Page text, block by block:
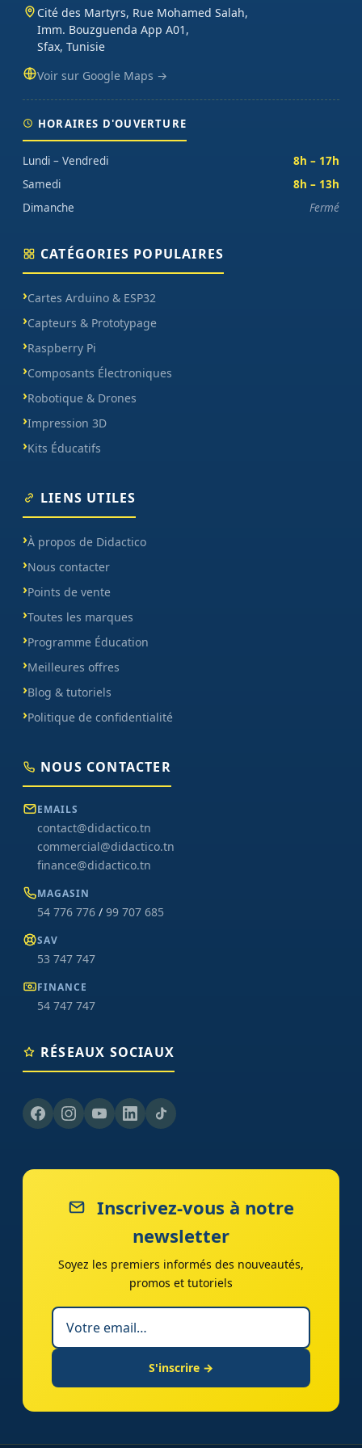
sur chaque commande.
Cité des Martyrs, Rue Mohamed Salah,
Imm. Bouzguenda App A01,
Sfax, Tunisie
Voir sur Google Maps →
HORAIRES D'OUVERTURE
Lundi – Vendredi
8h – 17h
Samedi
8h – 13h
Dimanche
Fermé
CATÉGORIES POPULAIRES
Cartes Arduino & ESP32
Capteurs & Prototypage
Raspberry Pi
Composants Électroniques
Robotique & Drones
Impression 3D
Kits Éducatifs
LIENS UTILES
À propos de Didactico
Nous contacter
Points de vente
Toutes les marques
Programme Éducation
Meilleures offres
Blog & tutoriels
Politique de confidentialité
NOUS CONTACTER
EMAILS
contact@didactico.tn
commercial@didactico.tn
finance@didactico.tn
MAGASIN
54 776 776 / 99 707 685
SAV
53 747 747
FINANCE
54 747 747
RÉSEAUX SOCIAUX
Inscrivez-vous à notre
newsletter
Soyez les premiers informés des nouveautés,
promos et tutoriels
S'inscrire →